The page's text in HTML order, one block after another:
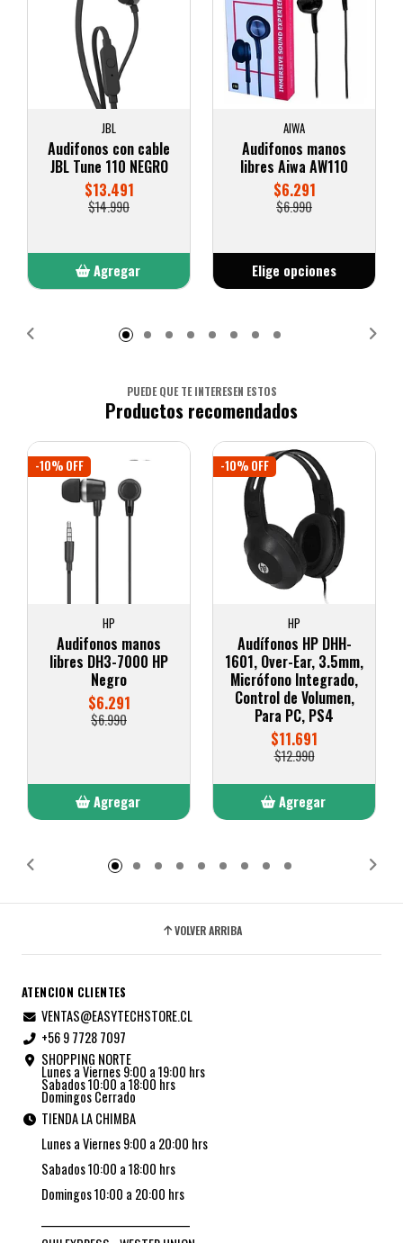
JBL
Audifonos con cable
JBL Tune 110 NEGRO
$13.491
$14.990
Agregar
AIWA
Audifonos manos
libres Aiwa AW110
$6.291
$6.990
Elige opciones
PUEDE QUE TE INTERESEN ESTOS
Productos recomendados
-10% OFF
HP
Audifonos manos
libres DH3-7000 HP
Negro
$6.291
$6.990
Agregar
-10% OFF
HP
Audífonos HP DHH-
1601, Over-Ear, 3.5mm,
Micrófono Integrado,
Control de Volumen,
Para PC, PS4
$11.691
$12.990
Agregar
VOLVER ARRIBA
ATENCION CLIENTES
VENTAS@EASYTECHSTORE.CL
+56 9 7728 7097
SHOPPING NORTE
Lunes a Viernes 9:00 a 19:00 hrs
Sabados 10:00 a 18:00 hrs
Domingos Cerrado
TIENDA LA CHIMBA
Lunes a Viernes 9:00 a 20:00 hrs
Sabados 10:00 a 18:00 hrs
Domingos 10:00 a 20:00 hrs